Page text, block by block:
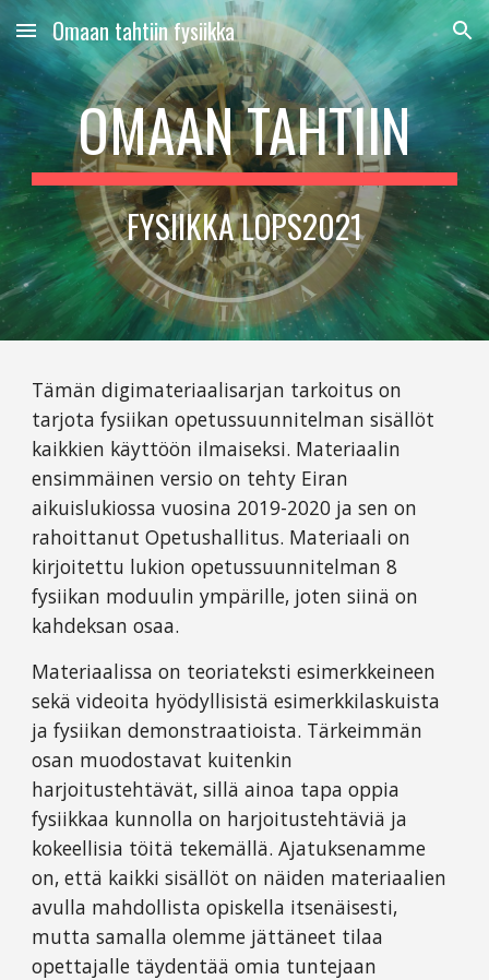
Skip to main content Skip to navigation
Omaan tahtiin fysiikka
OMAAN TAHTIIN
FYSIIKKA LOPS2021
Tämän digimateriaalisarjan tarkoitus on
tarjota fysiikan opetussuunnitelman sisällöt
kaikkien käyttöön ilmaiseksi. Materiaalin
ensimmäinen versio on tehty Eiran
aikuislukiossa vuosina 2019-2020 ja sen on
rahoittanut Opetushallitus. Materiaali on
kirjoitettu lukion opetussuunnitelman 8
fysiikan moduulin ympärille, joten siinä on
kahdeksan osaa.
Materiaalissa on teoriateksti esimerkkeineen
sekä videoita hyödyllisistä esimerkkilaskuista
ja fysiikan demonstraatioista. Tärkeimmän
osan muodostavat kuitenkin
harjoitustehtävät, sillä ainoa tapa oppia
fysiikkaa kunnolla on harjoitustehtäviä ja
kokeellisia töitä tekemällä. Ajatuksenamme
on, että kaikki sisällöt on näiden materiaalien
avulla mahdollista opiskella itsenäisesti,
mutta samalla olemme jättäneet tilaa
opettajalle täydentää omia tuntejaan